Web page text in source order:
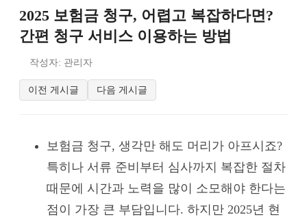
2025 보험금 청구, 어렵고 복잡하다면?
간편 청구 서비스 이용하는 방법
작성자: 관리자
이전 게시글 다음 게시글
보험금 청구, 생각만 해도 머리가 아프시죠?
특히나 서류 준비부터 심사까지 복잡한 절차
때문에 시간과 노력을 많이 소모해야 한다는
점이 가장 큰 부담입니다. 하지만 2025년 현